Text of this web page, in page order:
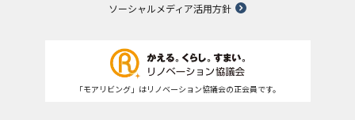
ソーシャルメディア活用方針
「モアリビング」はリノベーション協議会の正会員です。